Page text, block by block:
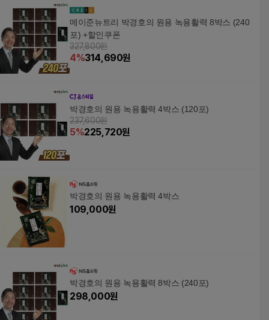
버지 설 추석 명절 선
, 1L, 1박스
메이준뉴트리 박경호의 원용 녹용활력 8박스 (240
포) +할인쿠폰
327,800원
4%314,690원
박경호의 원용 녹용활력 4박스 (120포)
237,600원
5%225,720원
박경호의 원용 녹용활력 4박스
109,000원
박경호의 원용 녹용활력 8박스 (240포)
298,000원